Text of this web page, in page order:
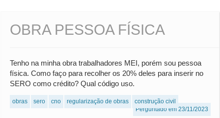
OBRA PESSOA FÍSICA
Tenho na minha obra trabalhadores MEI, porém sou pessoa
física. Como faço para recolher os 20% deles para inserir no
SERO como crédito? Qual código uso.
obras sero cno regularização de obras
construção civil
Perguntado em 23/11/2023